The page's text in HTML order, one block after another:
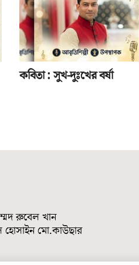
কবিতা : সুখ-দুঃখের বর্ষা
রুবেল খান
মো.কাউছার